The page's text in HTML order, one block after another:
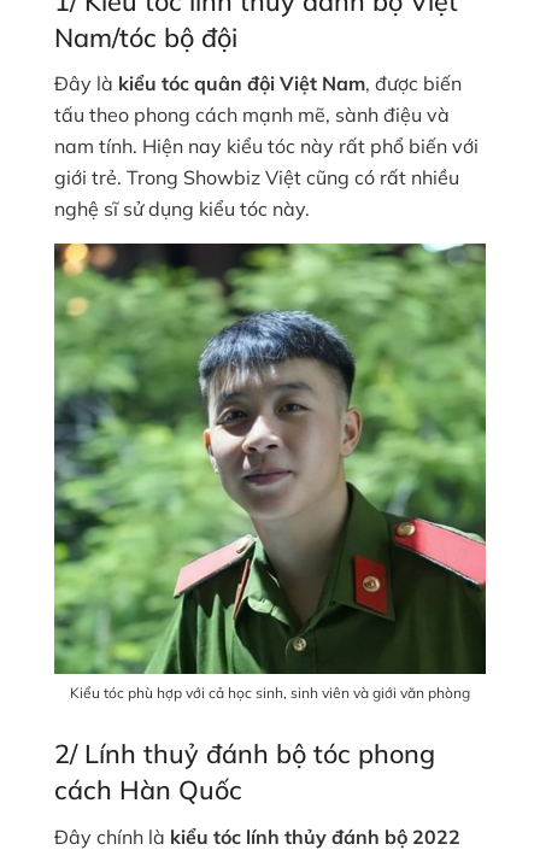
Nam/tóc bộ đội
Đây là kiểu tóc quân đội Việt Nam, được biến
tấu theo phong cách mạnh mẽ, sành điệu và
nam tính. Hiện nay kiểu tóc này rất phổ biến với
giới trẻ. Trong Showbiz Việt cũng có rất nhiều
nghệ sĩ sử dụng kiểu tóc này.
Kiểu tóc phù hợp với cả học sinh, sinh viên và giới văn phòng
2/ Lính thuỷ đánh bộ tóc phong
cách Hàn Quốc
Đây chính là kiểu tóc lính thủy đánh bộ 2022